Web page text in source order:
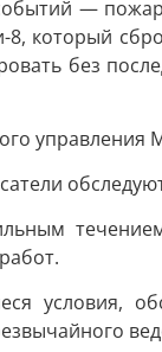
— пожар
8, который
без
управления
условия,